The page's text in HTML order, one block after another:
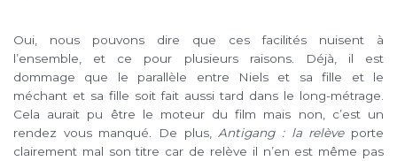
Oui, nous pouvons dire que ces facilités nuisent à
l’ensemble, et ce pour plusieurs raisons. Déjà, il est
dommage que le parallèle entre Niels et sa fille et le
méchant et sa fille soit fait aussi tard dans le long-métrage.
Cela aurait pu être le moteur du film mais non, c’est un
rendez vous manqué. De plus, Antigang : la relèveporte
clairement mal son titre car de relève il n’en est même pas